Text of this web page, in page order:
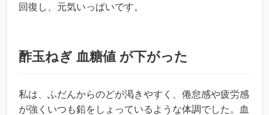
回復し、元気いっぱいです。
酢玉ねぎ 血糖値 が下がった
私は、ふだんからのどが渇きやすく、倦怠感や疲労感
が強くいつも鉛をしょっているような体調でした。血